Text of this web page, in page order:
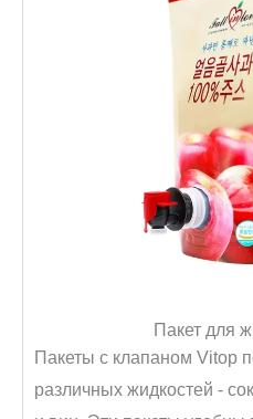
Пакет для
Пакеты с клапаном Vitop
различных жидкостей -